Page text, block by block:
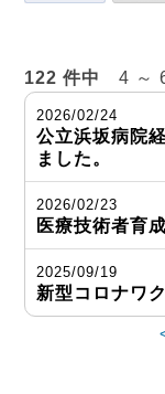
122 件中 4 ～
2026/02/24
公立浜坂病院
ました。
2026/02/23
医療技術者育
2025/09/19
新型コロナワ